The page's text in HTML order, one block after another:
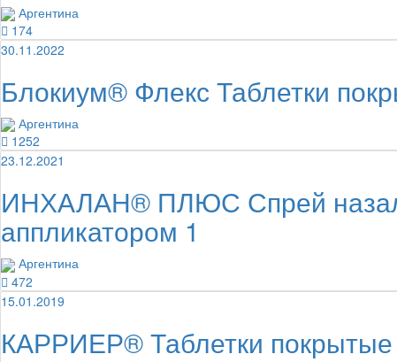
Аргентина
174
30.11.2022
Блокиум® Флекс Таблетки
Аргентина
1252
23.12.2021
ИНХАЛАН® ПЛЮС Спрей
аппликатором 1
Аргентина
472
15.01.2019
КАРРИЕР® Таблетки